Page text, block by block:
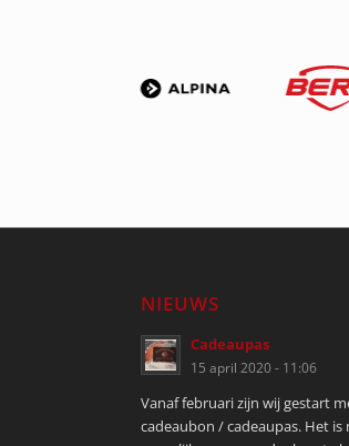
NIEUWS
Cadeaupas
15 april 2020 - 11:06
Vanaf februari zijn wij gestart
cadeaubon / cadeaupas. Het is